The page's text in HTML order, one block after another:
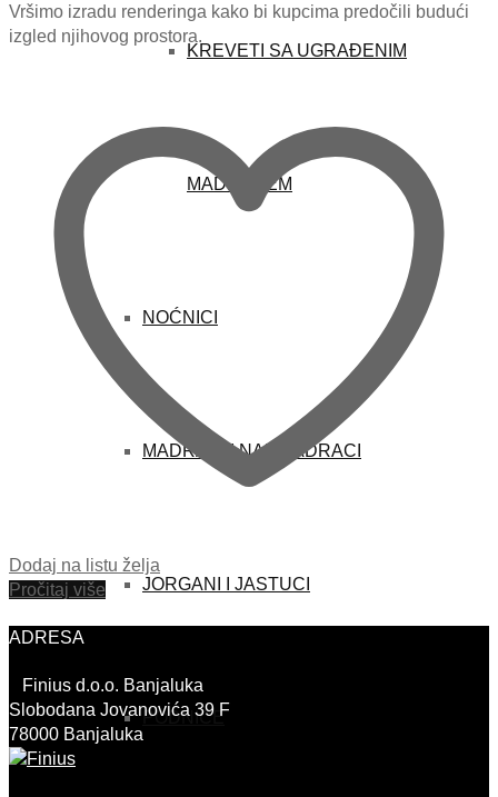
KREVETI SA UGRAĐENIM
MADRACEM
NOĆNICI
MADRACI I NADMADRACI
JORGANI I JASTUCI
PODNICE
Vršimo izradu renderinga kako bi kupcima predočili budući
izgled njihovog prostora.
Dodaj na listu želja
Pročitaj više
ADRESA
Finius d.o.o. Banjaluka
Slobodana Jovanovića 39 F
78000 Banjaluka